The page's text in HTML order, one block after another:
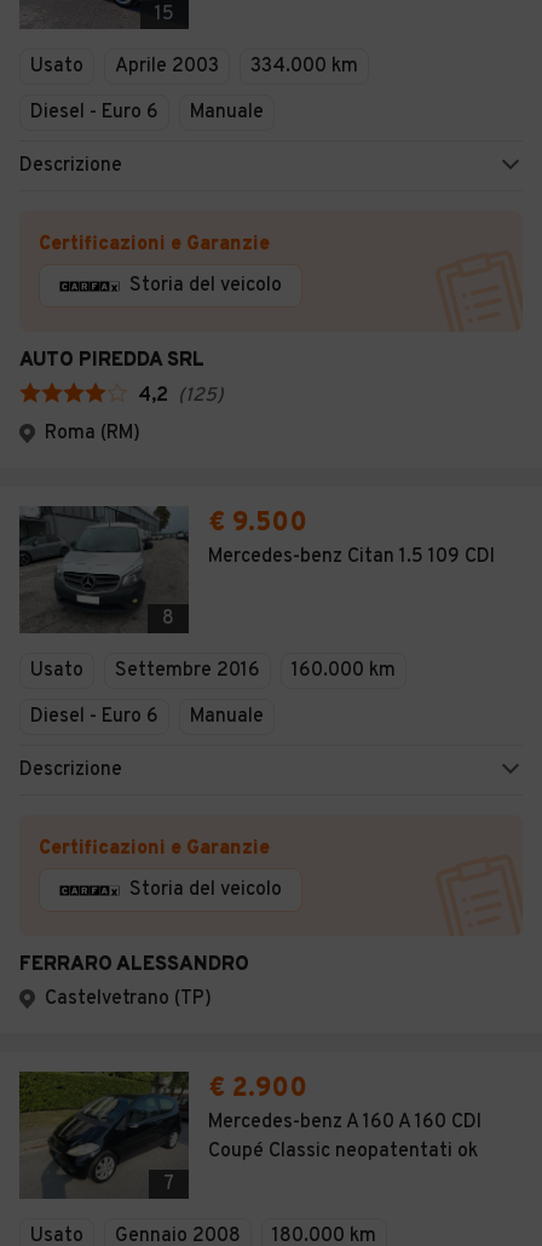
15
Usato Aprile 2003
334.000 km
Diesel - Euro 6
Manuale
Descrizione
Certificazioni e Garanzie
Storia del veicolo
AUTO PIREDDA SRL
4,2 (125)
Roma (RM)
8
€ 9.500
Mercedes-benz Citan 1.5 109 CDI
Usato Settembre 2016
160.000 km
Diesel - Euro 6
Manuale
Descrizione
Certificazioni e Garanzie
Storia del veicolo
FERRARO ALESSANDRO
Castelvetrano (TP)
7
€ 2.900
Mercedes-benz A 160 A 160 CDI
Coupé Classic neopatentati ok
Usato Gennaio 2008 180.000 km